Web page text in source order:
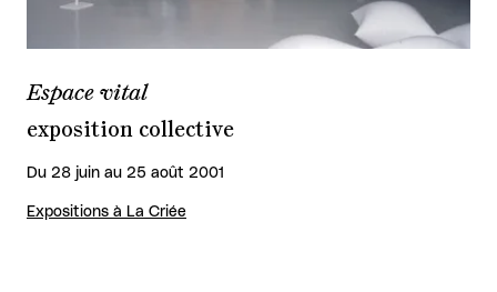
Espace vital
exposition collective
Du 28 juin au 25 août 2001
Expositions à La Criée